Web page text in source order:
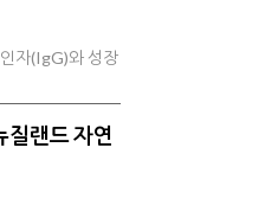
자(IgG)와 성장
질랜드 자연